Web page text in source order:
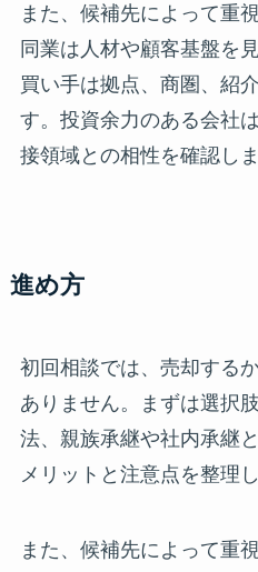
また、候補先によって重
同業は人材や顧客基盤を
買い手は拠点、商圏、紹
す。投資余力のある会社
接領域との相性を確認しま
進め方
初回相談では、売却する
ありません。まずは選択
法、親族承継や社内承継
メリットと注意点を整理し
また、候補先によって重